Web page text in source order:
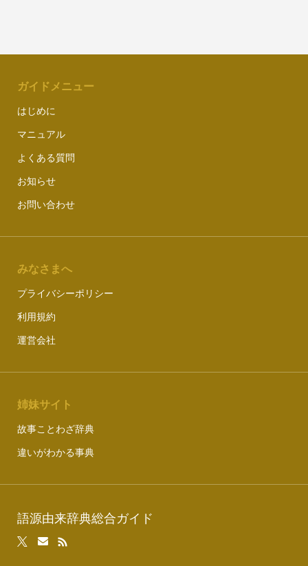
ガイドメニュー
はじめに
マニュアル
よくある質問
お知らせ
お問い合わせ
みなさまへ
プライバシーポリシー
利用規約
運営会社
姉妹サイト
故事ことわざ辞典
違いがわかる事典
語源由来辞典総合ガイド